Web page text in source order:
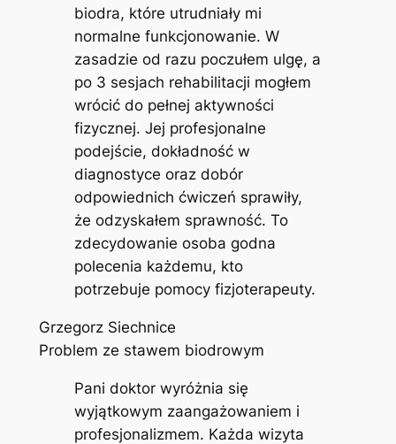
biodra, które utrudniały mi
normalne funkcjonowanie. W
zasadzie od razu poczułem ulgę, a
po 3 sesjach rehabilitacji mogłem
wrócić do pełnej aktywności
fizycznej. Jej profesjonalne
podejście, dokładność w
diagnostyce oraz dobór
odpowiednich ćwiczeń sprawiły,
że odzyskałem sprawność. To
zdecydowanie osoba godna
polecenia każdemu, kto
potrzebuje pomocy fizjoterapeuty.
Grzegorz Siechnice
Problem ze stawem biodrowym
Pani doktor wyróżnia się
wyjątkowym zaangażowaniem i
profesjonalizmem. Każda wizyta